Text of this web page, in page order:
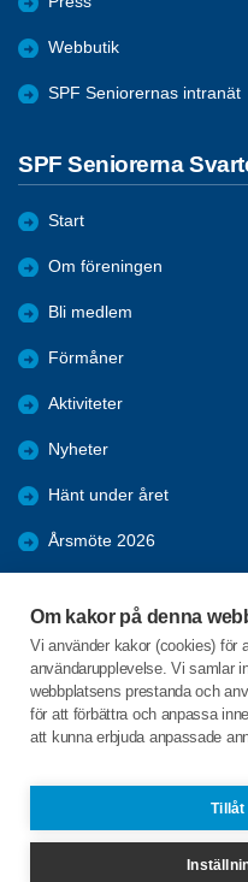
Om kakor på denna
Vi använder kakor (cookies) för
användarupplevelse. Vi samlar
webbplatsens prestanda och
för att förbättra och anpassa
att kunna erbjuda anpassade
Tillåt
Webbutik
SPF Seniorernas intranät
SPF Seniorerna
Start
Om föreningen
Bli medlem
Förmåner
Aktiviteter
Nyheter
Hänt under året
Årsmöte 2026
Kpr möten 2025
KPR möte 2026
C/o:Ingalill Johansson